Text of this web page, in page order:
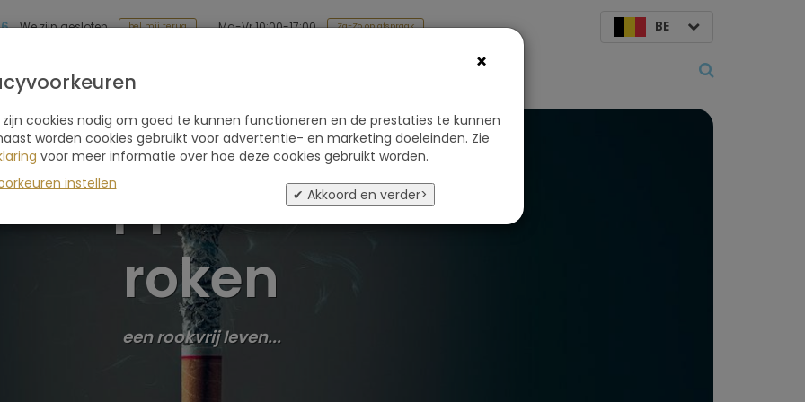
We zijn gesloten bel mij terug Ma-Vr 10:00-17:00 Za-Zo op afspraak BE
Soort reis Over ons
Stoppen met
roken
een rookvrij leven...
×
zijn cookies nodig om goed te kunnen functioneren en de prestaties te kunnen
worden cookies gebruikt voor advertentie- en marketing doeleinden. Zie
voor meer informatie over hoe deze cookies gebruikt worden.
instellen
✔ Akkoord en verder>